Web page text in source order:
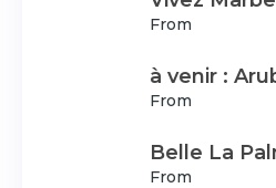
From
à venir :
From
Belle La
From